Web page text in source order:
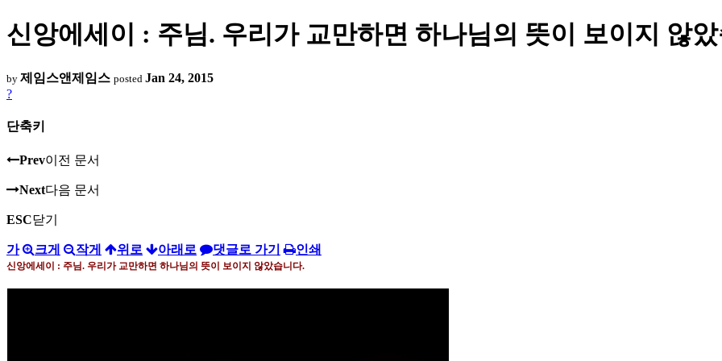
신앙에세이 : 주님. 우리가 교만하면 하나님의 뜻이 보이지 않
by 제임스앤제임스 posted Jan 24, 2015
?
단축키
Prev이전 문서
Next다음 문서
ESC닫기
가 크게 작게 위로 아래로 댓글로 가기 인쇄
신앙에세이 : 주님. 우리가 교만하면 하나님의 뜻이 보이지 않았습니다.